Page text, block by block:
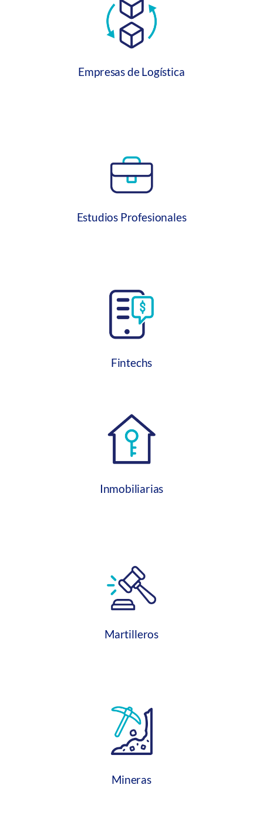
Empresas de Logística
Estudios Profesionales
Fintechs
Inmobiliarias
Martilleros
Mineras